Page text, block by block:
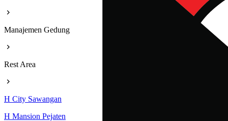
Manajemen Gedung
Rest Area
H City Sawangan
H Mansion Pejaten